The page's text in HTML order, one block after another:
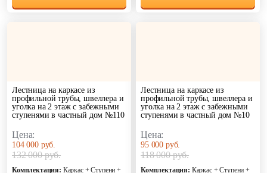
Лестница на каркасе из
профильной трубы, швеллера и
уголка на 2 этаж с забежными
ступенями в частный дом №110
Цена:
104 000 руб.
132 000 руб.
Комплектация: Каркас + Ступени +
Лестница на каркасе из
профильной трубы, швеллера и
уголка на 2 этаж с забежными
ступенями в частный дом №10
Цена:
95 000 руб.
118 000 руб.
Комплектация: Каркас + Ступени +